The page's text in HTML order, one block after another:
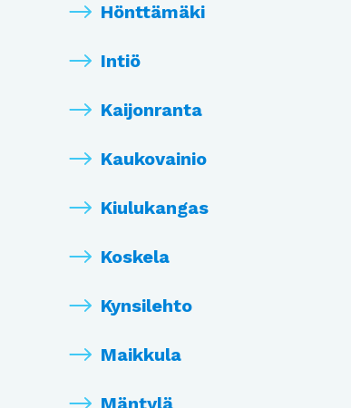
Hönttämäki
Intiö
Kaijonranta
Kaukovainio
Kiulukangas
Koskela
Kynsilehto
Maikkula
Mäntylä